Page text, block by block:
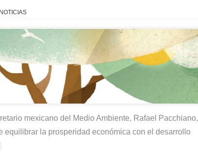
NOTICIAS
mexicano del Medio Ambiente, Rafael Pacchiano,
equilibrar la prosperidad económica con el desarrollo